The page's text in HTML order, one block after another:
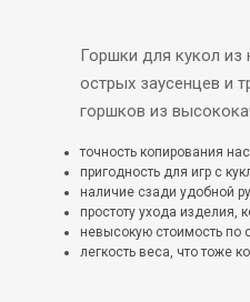
Горшки для кукол из
острых заусенцев и
горшков из
точность копирования
пригодность для игр с
наличие сзади удобной
простоту ухода изделия,
невысокую стоимость по
легкость веса, что тоже